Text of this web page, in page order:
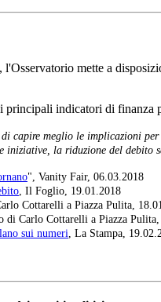
mette a
indicatori di finanza
capire meglio le implicazioni
la riduzione del
", Vanity Fair, 06.03.2018
, Il Foglio, 19.01.2018
Cottarelli a Piazza Pulita,
di Carlo Cottarelli a Piazza
sui numeri , La Stampa,